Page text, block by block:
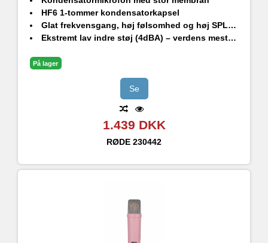
HF6 1-tommer kondensatorkapsel
Glat frekvensgang, høj følsomhed og høj SPL-håndtering
Ekstremt lav indre støj (4dBA) – verdens mest støjsvage studiekondensatormikrofon
Stødbeslag i studiekvalitet, popfilter og premium XLR-kabel medfølger
Designet og fremstillet i RØDEs præcisionsproduktionsfaciliteter i Sydney, Australien
På lager
Se
1.439 DKK
RØDE 230442